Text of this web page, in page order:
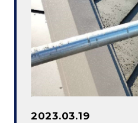
2023.03.19